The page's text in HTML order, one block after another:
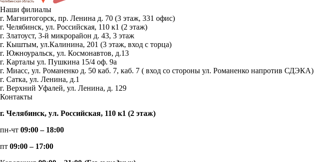
Наши филиалы
г. Магнитогорск, пр. Ленина д. 70 (3 этаж, 331 офис)
г. Челябинск, ул. Российская, 110 к1 (2 этаж)
г. Златоуст, 3-й микрорайон д. 43, 3 этаж
г. Кыштым, ул.Калинина, 201 (3 этаж, вход с торца)
г. Южноуральск, ул. Космонавтов, д.13
г. Карталы ул. Пушкина 15/4 оф. 9а
г. Миасс, ул. Романенко д. 50 каб. 7, каб. 7 ( вход со стороны ул. Романенко напротив СДЭКА)
г. Сатка, ул. Ленина, д.1
г. Верхний Уфалей, ул. Ленина, д. 129
Контакты
г. Челябинск, ул. Российская, 110 к1 (2 этаж)
пн-чт 09:00 – 18:00
пт 09:00 – 17:00